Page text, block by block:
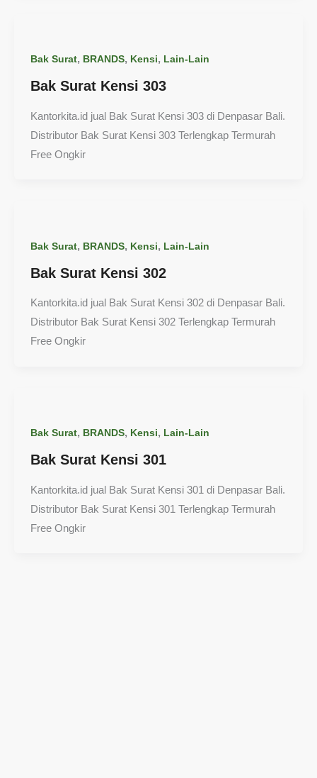
Bak Surat, BRANDS, Kensi, Lain-Lain
Bak Surat Kensi 303
Kantorkita.id jual Bak Surat Kensi 303 di Denpasar Bali.
Distributor Bak Surat Kensi 303 Terlengkap Termurah
Free Ongkir
Bak Surat, BRANDS, Kensi, Lain-Lain
Bak Surat Kensi 302
Kantorkita.id jual Bak Surat Kensi 302 di Denpasar Bali.
Distributor Bak Surat Kensi 302 Terlengkap Termurah
Free Ongkir
Bak Surat, BRANDS, Kensi, Lain-Lain
Bak Surat Kensi 301
Kantorkita.id jual Bak Surat Kensi 301 di Denpasar Bali.
Distributor Bak Surat Kensi 301 Terlengkap Termurah
Free Ongkir